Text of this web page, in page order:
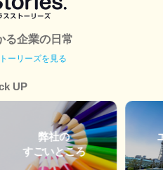
る企業の日常
ーリーズを見る
UP
弊社の
すごいところ